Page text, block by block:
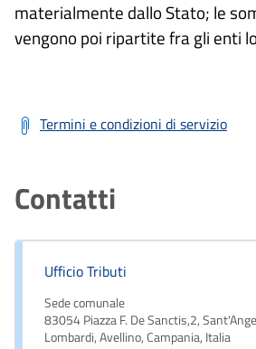
materialmente dallo Stato; le
vengono poi ripartite fra gli enti
Termini e condizioni di servizio
Contatti
Ufficio Tributi
Sede comunale
83054 Piazza F. De Sanctis,2,
Lombardi, Avellino, Campania, Italia